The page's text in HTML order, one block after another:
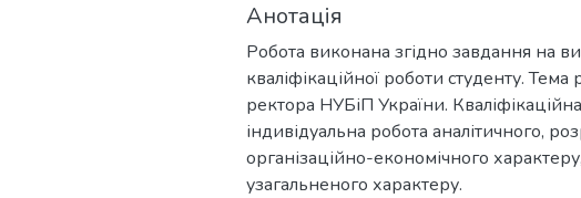
Анотація
Робота виконана згідно завдання на
кваліфікаційної роботи студенту.
ректора НУБіП України.
індивідуальна робота аналітичного,
організаційно-економічного
узагальненого характеру.